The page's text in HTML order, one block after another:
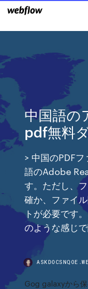
中国語の
pdf無料
> 中国のPDF
語のAdobe
す。ただし、
確か、ファイ
トが必要です
のような感じ
Gog galaxyから